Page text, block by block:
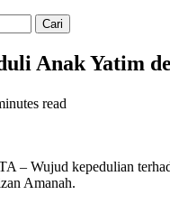
Anak Yatim
read
– Wujud kepedulian
Amanah.